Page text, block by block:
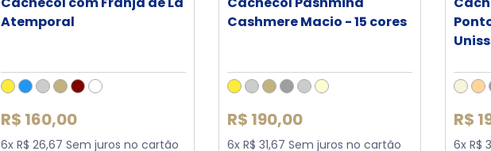
Atemporal
R$ 160,00
6x R$ 26,67 Sem juros no cartão
Cashmere Macio - 15 cores
R$ 190,00
6x R$ 31,67 Sem juros no cartão
R$
6x R$